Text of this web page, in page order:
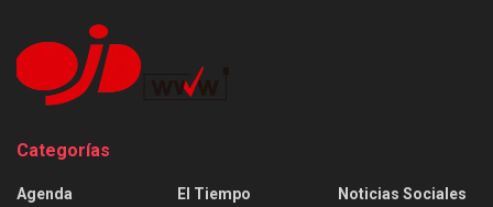
Categorías
Agenda
El Tiempo
Noticias Sociales